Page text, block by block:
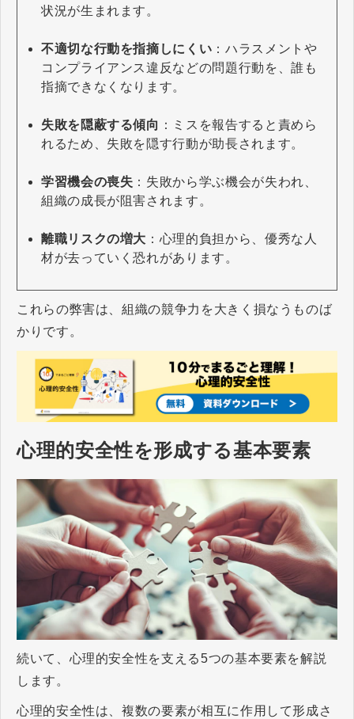
状況が生まれます。
不適切な行動を指摘しにくい ：ハラスメントや
コンプライアンス違反などの問題行動を、誰も
指摘できなくなります。
失敗を隠蔽する傾向 ：ミスを報告すると責めら
れるため、失敗を隠す行動が助長されます。
学習機会の喪失 ：失敗から学ぶ機会が失われ、
組織の成長が阻害されます。
離職リスクの増大 ：心理的負担から、優秀な人
材が去っていく恐れがあります。
これらの弊害は、組織の競争力を大きく損なうものば
かりです。
心理的安全性を形成する基本要素
続いて、心理的安全性を支える5つの基本要素を解説
します。
心理的安全性は、複数の要素が相互に作用して形成さ